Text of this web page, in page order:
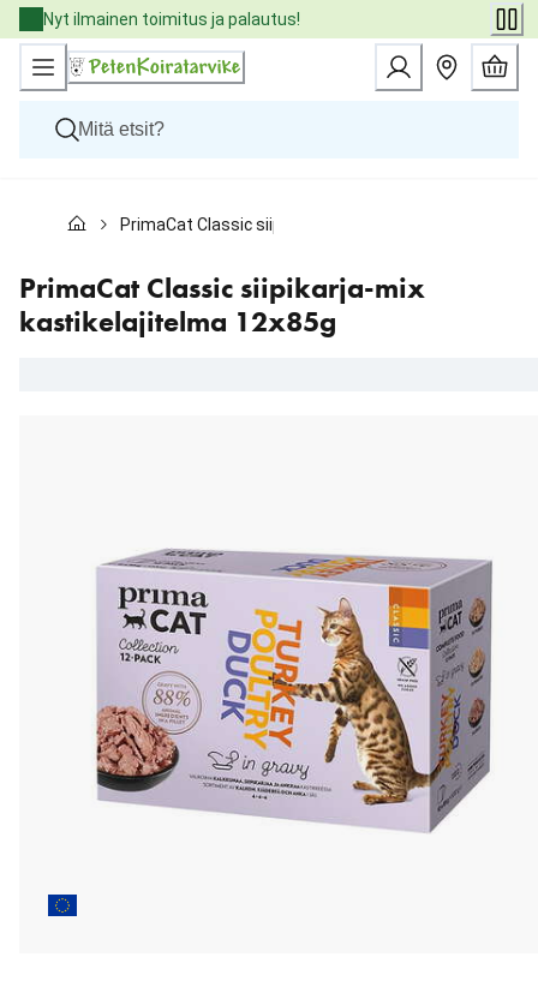
Skip
to
Content
Nyt ilmainen toimitus ja palautus!
Kissat
Eläinlääkäriruoat
Tuotemerkit
Uutuudet
PrimaCat Classic siipikarja-mix kastikelajitelma
PrimaCat Classic siipikarja-mix
kastikelajitelma 12x85g